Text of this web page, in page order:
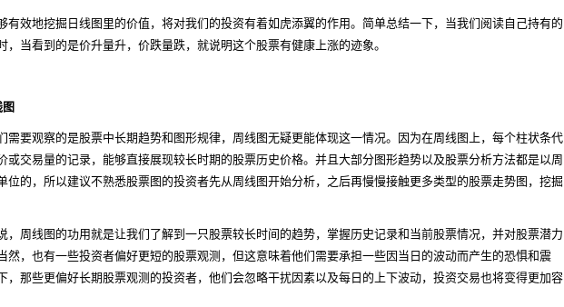
有效地挖掘日线图里的价值，将对我们的投资有着如虎添翼的作用。简单总结一下，当我们阅读自己持有的
，当看到的是价升量升，价跌量跌，就说明这个股票有健康上涨的迹象。
需要观察的是股票中长期趋势和图形规律，周线图无疑更能体现这一情况。因为在周线图上，每个柱状条代
或交易量的记录，能够直接展现较长时期的股票历史价格。并且大部分图形趋势以及股票分析方法都是以周
位的，所以建议不熟悉股票图的投资者先从周线图开始分析，之后再慢慢接触更多类型的股票走势图，挖掘
，周线图的功用就是让我们了解到一只股票较长时间的趋势，掌握历史记录和当前股票情况，并对股票潜力
然，也有一些投资者偏好更短的股票观测，但这意味着他们需要承担一些因当日的波动而产生的恐惧和震
，那些更偏好长期股票观测的投资者，他们会忽略干扰因素以及每日的上下波动，投资交易也将变得更加容